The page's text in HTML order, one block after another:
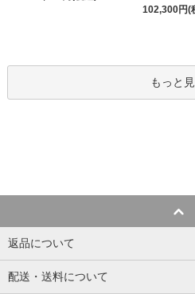
102,300円(
もっと
返品について
配送・送料について